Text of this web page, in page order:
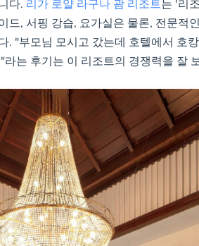
다. 리가 로얄 라구나 괌 리조트는 '리
드, 서핑 강습, 요가실은 물론, 전문적
. "부모님 모시고 갔는데 호텔에서 호
는 후기는 이 리조트의 경쟁력을 잘